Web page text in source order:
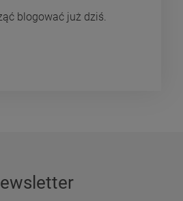
blogować już dziś.